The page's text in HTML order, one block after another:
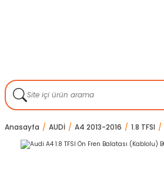
Anasayfa AUDİ A4 2013-2016 1.8 TFSI